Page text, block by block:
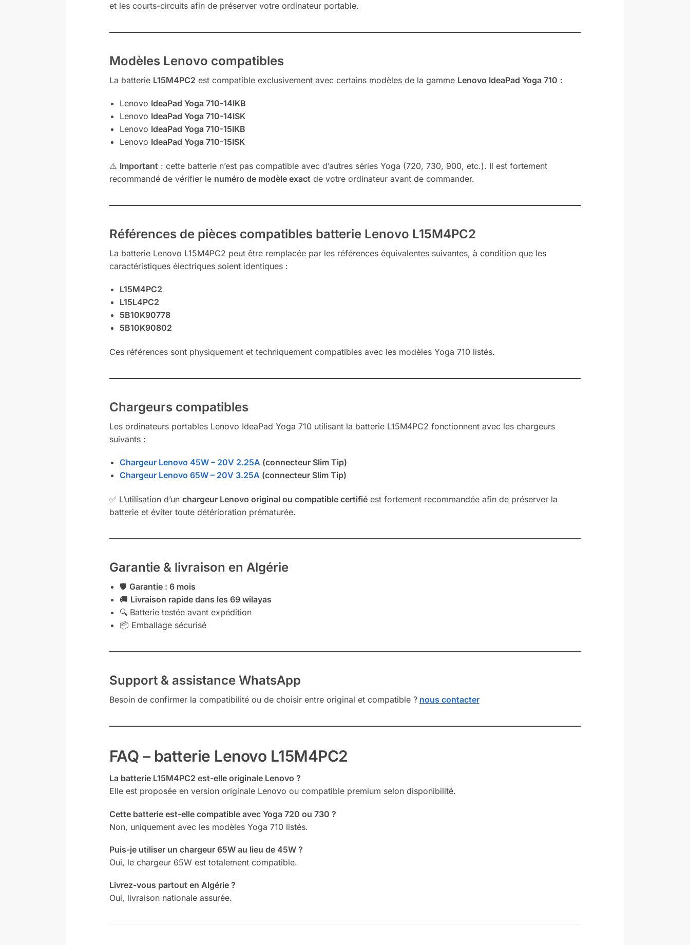
et les courts-circuits afin de préserver votre ordinateur portable.
Modèles Lenovo compatibles
La batterie L15M4PC2 est compatible exclusivement avec certains modèles de la gamme Lenovo IdeaPad Yoga 710 :
Lenovo IdeaPad Yoga 710-14IKB
Lenovo IdeaPad Yoga 710-14ISK
Lenovo IdeaPad Yoga 710-15IKB
Lenovo IdeaPad Yoga 710-15ISK
⚠️ Important: cette batterie n’est pas compatible avec d’autres séries Yoga (720, 730, 900, etc.). Il est fortement
recommandé de vérifier le numéro de modèle exactde votre ordinateur avant de commander.
Références de pièces compatibles batterie Lenovo L15M4PC2
La batterie Lenovo L15M4PC2 peut être remplacée par les références équivalentes suivantes, à condition que les
caractéristiques électriques soient identiques :
L15M4PC2
L15L4PC2
5B10K90778
5B10K90802
Ces références sont physiquement et techniquement compatibles avec les modèles Yoga 710 listés.
Chargeurs compatibles
Les ordinateurs portables Lenovo IdeaPad Yoga 710 utilisant la batterie L15M4PC2 fonctionnent avec les chargeurs
suivants :
Chargeur Lenovo 45W – 20V 2.25A (connecteur Slim Tip)
Chargeur Lenovo 65W – 20V 3.25A (connecteur Slim Tip)
✅ L’utilisation d’un chargeur Lenovo original ou compatible certifiéest fortement recommandée afin de préserver la
batterie et éviter toute détérioration prématurée.
Garantie & livraison en Algérie
🛡️ Garantie : 6 mois
🚚 Livraison rapide dans les 69 wilayas
🔍 Batterie testée avant expédition
📦 Emballage sécurisé
Support & assistance WhatsApp
Besoin de confirmer la compatibilité ou de choisir entre original et compatible ? nous contacter
FAQ – batterie Lenovo L15M4PC2
La batterie L15M4PC2 est-elle originale Lenovo ?
Elle est proposée en version originale Lenovo ou compatible premium selon disponibilité.
Cette batterie est-elle compatible avec Yoga 720 ou 730 ?
Non, uniquement avec les modèles Yoga 710 listés.
Puis-je utiliser un chargeur 65W au lieu de 45W ?
Oui, le chargeur 65W est totalement compatible.
Livrez-vous partout en Algérie ?
Oui, livraison nationale assurée.